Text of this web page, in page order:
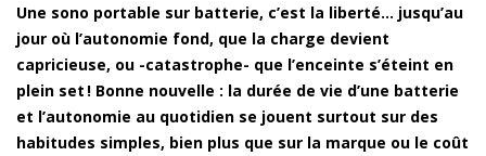
Une sono portable sur batterie, c’est la liberté… jusqu’au
jour où l’autonomie fond, que la charge devient
capricieuse, ou -catastrophe- que l’enceinte s’éteint en
plein set ! Bonne nouvelle : la durée de vie d’une batterie
et l’autonomie au quotidien se jouent surtout sur des
habitudes simples, bien plus que sur la marque ou le coût